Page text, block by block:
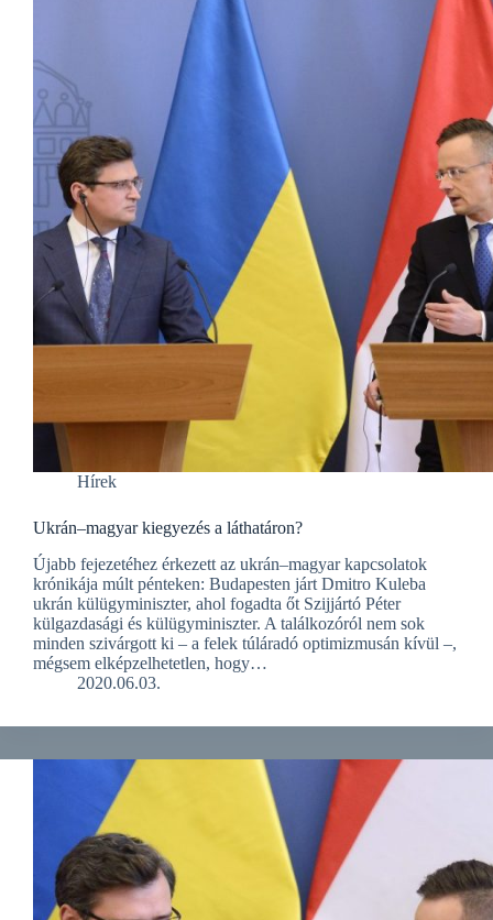
Hírek
Ukrán–magyar kiegyezés a láthatáron?
Újabb fejezetéhez érkezett az ukrán–magyar kapcsolatok
krónikája múlt pénteken: Budapesten járt Dmitro Kuleba
ukrán külügyminiszter, ahol fogadta őt Szijjártó Péter
külgazdasági és külügyminiszter. A találkozóról nem sok
minden szivárgott ki – a felek túláradó optimizmusán kívül –,
mégsem elképzelhetetlen, hogy…
2020.06.03.